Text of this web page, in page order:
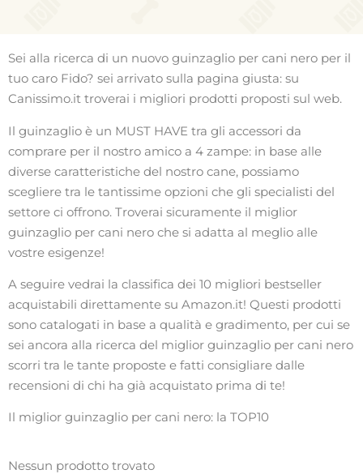
Sei alla ricerca di un nuovo guinzaglio per cani nero per il
tuo caro Fido? sei arrivato sulla pagina giusta: su
Canissimo.it troverai i migliori prodotti proposti sul web.
Il guinzaglio è un MUST HAVE tra gli accessori da
comprare per il nostro amico a 4 zampe: in base alle
diverse caratteristiche del nostro cane, possiamo
scegliere tra le tantissime opzioni che gli specialisti del
settore ci offrono. Troverai sicuramente il miglior
guinzaglio per cani nero che si adatta al meglio alle
vostre esigenze!
A seguire vedrai la classifica dei 10 migliori bestseller
acquistabili direttamente su Amazon.it! Questi prodotti
sono catalogati in base a qualità e gradimento, per cui se
sei ancora alla ricerca del miglior guinzaglio per cani nero
scorri tra le tante proposte e fatti consigliare dalle
recensioni di chi ha già acquistato prima di te!
Il miglior guinzaglio per cani nero: la TOP10
Nessun prodotto trovato